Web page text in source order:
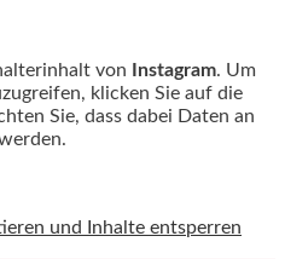
von Instagram. Um
klicken Sie auf die
Sie, dass dabei Daten an
und Inhalte entsperren